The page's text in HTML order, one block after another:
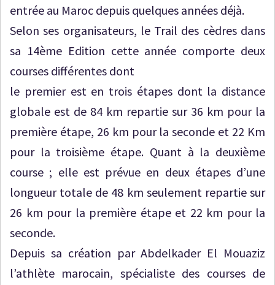
entrée au Maroc depuis quelques années déjà.
Selon ses organisateurs, le Trail des cèdres dans
sa 14ème Edition cette année comporte deux
courses différentes dont
le premier est en trois étapes dont la distance
globale est de 84 km repartie sur 36 km pour la
première étape, 26 km pour la seconde et 22 Km
pour la troisième étape. Quant à la deuxième
course ; elle est prévue en deux étapes d’une
longueur totale de 48 km seulement repartie sur
26 km pour la première étape et 22 km pour la
seconde.
Depuis sa création par Abdelkader El Mouaziz
l’athlète marocain, spécialiste des courses de